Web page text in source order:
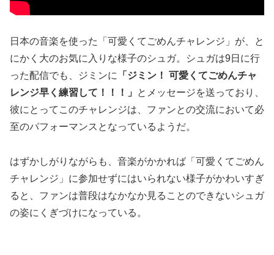
日本の音楽を使った「可愛くてごめんチャレンジ」が、と
にかく大のお気に入りな様子のシュガ。シュガは9日に行
った配信でも、ジミンに
「ジミン！ 可愛くてごめんチャ
レンジ早く練習して！！！」
とメッセージを送っており、
彼にとってこのチャレンジは、ファンとの交流において必
至のパフォーマンスとなっているようだ。
はずかしがりながらも、音楽がかかれば「可愛くてごめん
チャレンジ」に参加せずにはいられない様子がかわいすぎ
ると、ファンは普段はなかなか見ることのできないシュガ
の姿にくぎづけになっている。